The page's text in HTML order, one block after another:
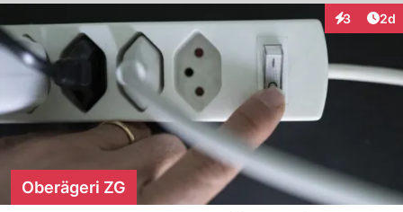
3 2d
Oberägeri ZG